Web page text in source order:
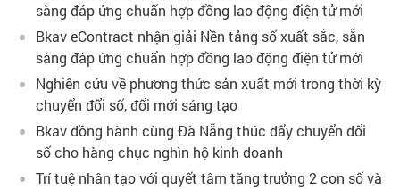
sàng đáp ứng chuẩn hợp đồng lao động điện tử mới
Bkav eContract nhận giải Nền tảng số xuất sắc, sẵn
sàng đáp ứng chuẩn hợp đồng lao động điện tử mới
Nghiên cứu về phương thức sản xuất mới trong thời kỳ
chuyển đổi số, đổi mới sáng tạo
Bkav đồng hành cùng Đà Nẵng thúc đẩy chuyển đổi
số cho hàng chục nghìn hộ kinh doanh
Trí tuệ nhân tạo với quyết tâm tăng trưởng 2 con số và